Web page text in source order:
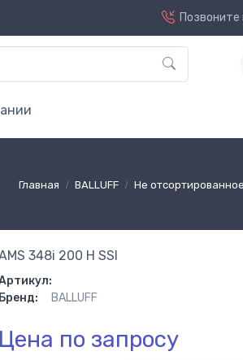
Позвоните
Главная BALLUFF Не отсортированное
348i 200 H SSI
Бренд:
BALLUFF
Цена по запросу